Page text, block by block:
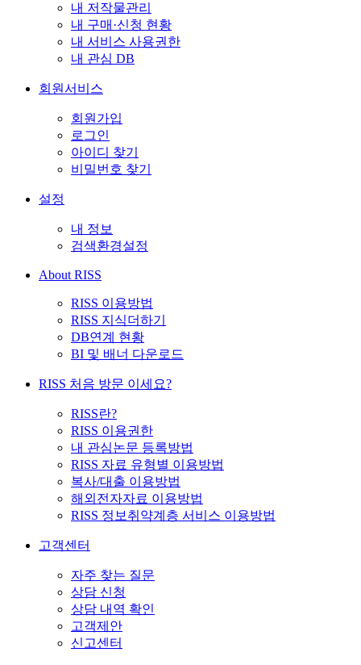
내 저작물관리
내 구매·신청 현황
내 서비스 사용권한
내 관심 DB
회원서비스
회원가입
로그인
아이디 찾기
비밀번호 찾기
설정
내 정보
검색환경설정
About RISS
RISS 이용방법
RISS 지식더하기
DB연계 현황
BI 및 배너 다운로드
RISS 처음 방문 이세요?
RISS란?
RISS 이용권한
내 관심논문 등록방법
RISS 자료 유형별 이용방법
복사/대출 이용방법
해외전자자료 이용방법
RISS 정보취약계층 서비스 이용방법
고객센터
자주 찾는 질문
상담 신청
상담 내역 확인
고객제안
신고센터